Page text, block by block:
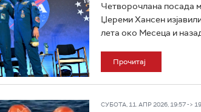
Четворочлана посада
Џереми Хансен
лета око Месеца и
Прочитај
СУБОТА, 11. АПР 2026, 19:57 ->